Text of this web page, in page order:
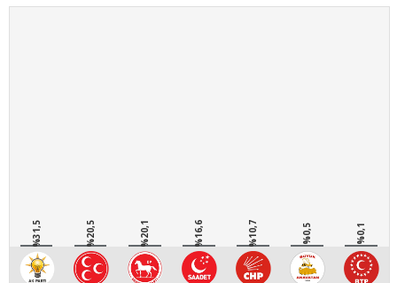
%31,5 %20,5 %20,1 %16,6 %10,7 %0,5 %0,1